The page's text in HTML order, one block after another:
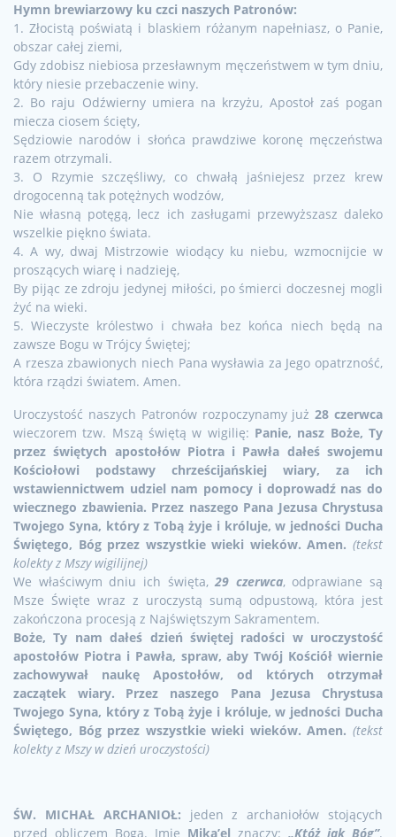
Hymn brewiarzowy ku czci naszych Patronów:
1. Złocistą poświatą i blaskiem różanym napełniasz, o Panie,
obszar całej ziemi,
Gdy zdobisz niebiosa przesławnym męczeństwem w tym dniu,
który niesie przebaczenie winy.
2. Bo raju Odźwierny umiera na krzyżu, Apostoł zaś pogan
miecza ciosem ścięty,
Sędziowie narodów i słońca prawdziwe koronę męczeństwa
razem otrzymali.
3. O Rzymie szczęśliwy, co chwałą jaśniejesz przez krew
drogocenną tak potężnych wodzów,
Nie własną potęgą, lecz ich zasługami przewyższasz daleko
wszelkie piękno świata.
4. A wy, dwaj Mistrzowie wiodący ku niebu, wzmocnijcie w
proszących wiarę i nadzieję,
By pijąc ze zdroju jedynej miłości, po śmierci doczesnej mogli
żyć na wieki.
5. Wieczyste królestwo i chwała bez końca niech będą na
zawsze Bogu w Trójcy Świętej;
A rzesza zbawionych niech Pana wysławia za Jego opatrzność,
która rządzi światem. Amen.
Uroczystość naszych Patronów rozpoczynamy już28 czerwca
wieczorem tzw. Mszą świętą w wigilię: Panie, nasz Boże, Ty
przez świętych apostołów Piotra i Pawła dałeś swojemu
Kościołowi podstawy chrześcijańskiej wiary, za ich
wstawiennictwem udziel nam pomocy i doprowadź nas do
wiecznego zbawienia. Przez naszego Pana Jezusa Chrystusa
Twojego Syna, który z Tobą żyje i króluje, w jedności Ducha
Świętego, Bóg przez wszystkie wieki wieków. Amen. (tekst
kolekty z Mszy wigilijnej)
We właściwym dniu ich święta,29 czerwca, odprawiane są
Msze Święte wraz z uroczystą sumą odpustową, która jest
zakończona procesją z Najświętszym Sakramentem.
Boże, Ty nam dałeś dzień świętej radości w uroczystość
apostołów Piotra i Pawła, spraw, aby Twój Kościół wiernie
zachowywał naukę Apostołów, od których otrzymał
zaczątek wiary. Przez naszego Pana Jezusa Chrystusa
Twojego Syna, który z Tobą żyje i króluje, w jedności Ducha
Świętego, Bóg przez wszystkie wieki wieków. Amen. (tekst
kolekty z Mszy w dzień uroczystości)
ŚW. MICHAŁ ARCHANIOŁ: jeden z archaniołów stojących
przed obliczem Boga. Imię Mika’el znaczy: „Któż jak Bóg”.